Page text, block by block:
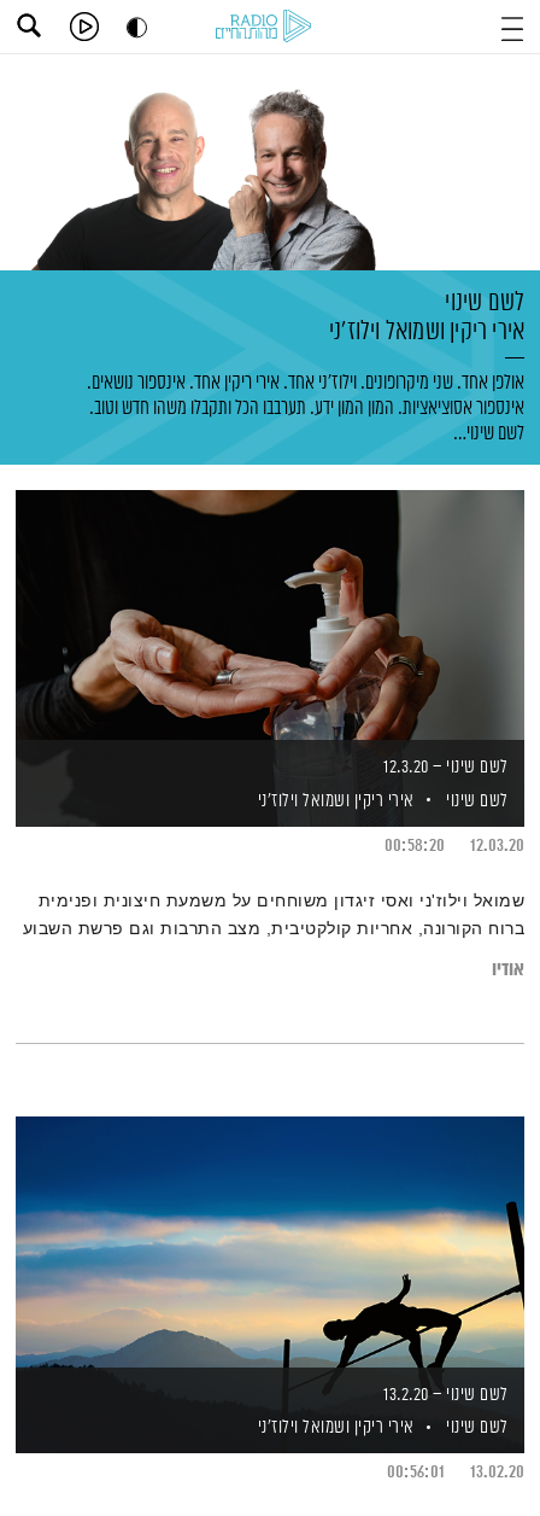
לשם שינוי
אירי ריקין ושמואל וילוז'ני
אולפן אחד. שני מיקרופונים. וילוז'ני אחד. אירי ריקין אחד. אינספור נושאים.
אינספור אסוציאציות. המון המון ידע. תערבבו הכל ותקבלו משהו חדש וטוב.
לשם שינוי…
לשם שינוי – 12.3.20
לשם שינוי
אירי ריקין ושמואל וילוז'ני
12.03.20
00:58:20
שמואל וילוז'ני ואסי זיגדון משוחחים על משמעת חיצונית ופנימית
ברוח הקורונה, אחריות קולקטיבית, מצב התרבות וגם פרשת השבוע
אודיו
לשם שינוי – 13.2.20
לשם שינוי
אירי ריקין ושמואל וילוז'ני
13.02.20
00:56:01